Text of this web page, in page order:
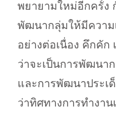
พยายามใหม่อีกครั้ง
พัฒนากลุ่มให้มีความ
อย่างต่อเนื่อง คึกคั
ว่าจะเป็นการพัฒนา
และการพัฒนาประเ
ว่าทิศทางการทำงา